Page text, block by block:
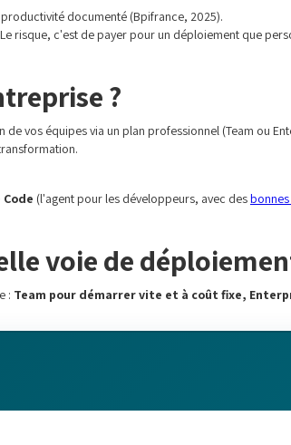
documenté (Bpifrance, 2025).
risque, c'est de payer pour un déploiement que
?
vos équipes via un plan professionnel (Team ou
Code (l'agent pour les développeurs, avec des
voie de
: Team pour démarrer vite et à coût fixe,